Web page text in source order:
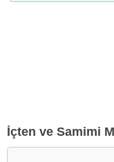
İçten ve Samimi